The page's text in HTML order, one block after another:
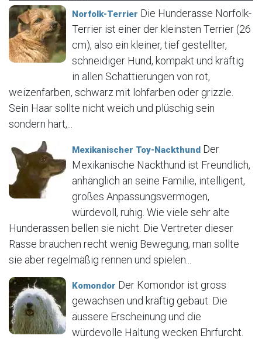
Norfolk-Terrier Die Hunderasse Norfolk-
Terrier ist einer der kleinsten Terrier (26
cm), also ein kleiner, tief gestellter,
schneidiger Hund, kompakt und kräftig
in allen Schattierungen von rot,
weizenfarben, schwarz mit lohfarben oder grizzle.
Sein Haar sollte nicht weich und plüschig sein
sondern hart,...
Mexikanischer Toy-Nackthund Der
Mexikanische Nackthund ist Freundlich,
anhänglich an seine Familie, intelligent,
großes Anpassungsvermögen,
würdevoll, ruhig. Wie viele sehr alte
Hunderassen bellen sie nicht. Die Vertreter dieser
Rasse brauchen recht wenig Bewegung, man sollte
sie aber regelmäßig rennen und spielen...
Komondor Der Komondor ist gross
gewachsen und kräftig gebaut. Die
äussere Erscheinung und die
würdevolle Haltung wecken Ehrfurcht.